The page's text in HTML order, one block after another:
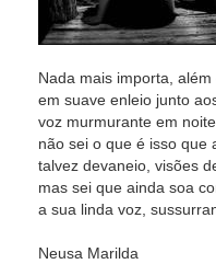
Nada mais importa,
em suave enleio junto
voz murmurante em
não sei o que é isso que
talvez devaneio, visões
mas sei que ainda soa
a sua linda voz,
Neusa Marilda